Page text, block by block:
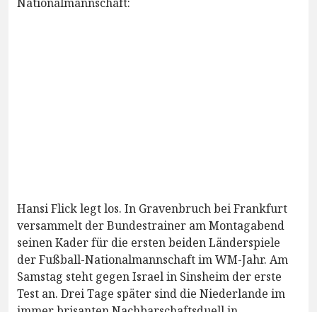
Hansi Flick legt los. In Gravenbruch bei Frankfurt
versammelt der Bundestrainer am Montagabend
seinen Kader für die ersten beiden Länderspiele
der Fußball-Nationalmannschaft im WM-Jahr. Am
Samstag steht gegen Israel in Sinsheim der erste
Test an. Drei Tage später sind die Niederlande im